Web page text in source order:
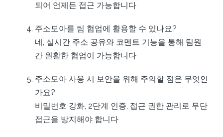
되어 언제든 접근 가능합니다
주소모아를 팀 협업에 활용할 수 있나요?
네, 실시간 주소 공유와 코멘트 기능을 통해 팀원
간 원활한 협업이 가능합니다
주소모아 사용 시 보안을 위해 주의할 점은 무엇인
가요?
비밀번호 강화, 2단계 인증, 접근 권한 관리로 무단
접근을 방지해야 합니다